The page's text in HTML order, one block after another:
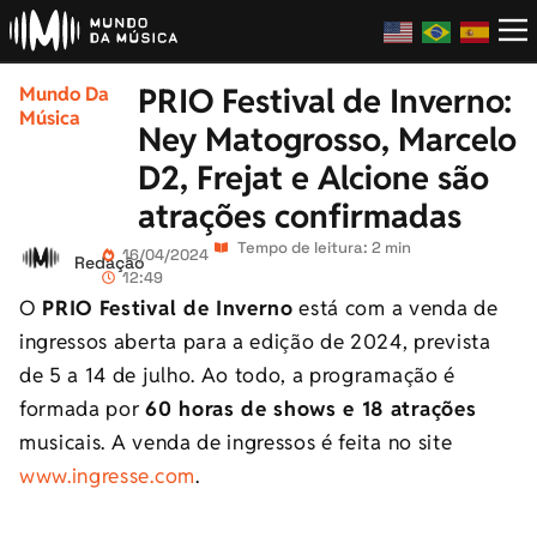
Mundo Da
Música
PRIO Festival de Inverno:
Ney Matogrosso, Marcelo
D2, Frejat e Alcione são
atrações confirmadas
Redação16/04/2024
12:49
Tempo de leitura: 2 min
O PRIO Festival de Inverno está com a venda de
ingressos aberta para a edição de 2024, prevista
de 5 a 14 de julho. Ao todo, a programação é
formada por60 horas de shows e 18 atrações
musicais. A venda de ingressos é feita no site
www.ingresse.com.